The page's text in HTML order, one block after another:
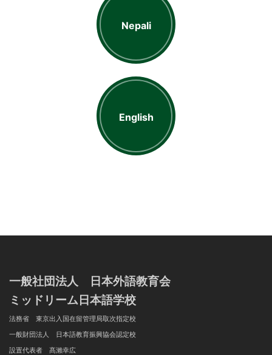
Nepali
English
一般社団法人 日本外語教育会
ミッドリーム日本語学校
法務省 東京出入国在留管理局取次指定校
一般財団法人 日本語教育振興協会認定校
設置代表者 髙瀨幸広